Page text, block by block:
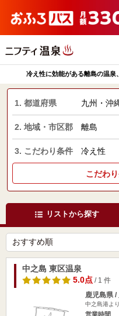
冷え性に効能がある離島の温
1. 都道府県 九州・沖
2. 地域・市区郡 離島
3. こだわり条件 冷え性
こだわ
リストから探す
中之島 東区温泉
5.0点/ 1 件
鹿児島県
中之島港よ
営業時間